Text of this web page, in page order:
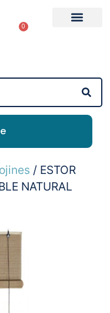
0
/ ESTOR
NATURAL